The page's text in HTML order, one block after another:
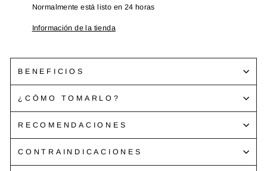
Normalmente está listo en 24 horas
Información de la tienda
BENEFICIOS
¿CÓMO TOMARLO?
RECOMENDACIONES
CONTRAINDICACIONES